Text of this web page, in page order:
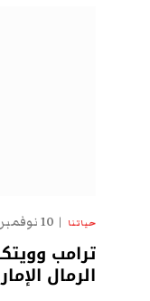
حياتنا 10 نوفمبر، 2025
ترامب
الرمال